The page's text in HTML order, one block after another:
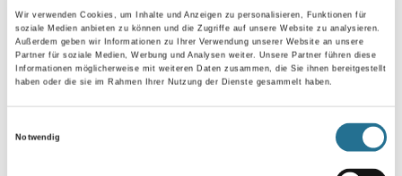
Wir verwenden Cookies, um Inhalte und Anzeigen zu personalisieren, Funktionen für
soziale Medien anbieten zu können und die Zugriffe auf unsere Website zu analysieren.
Außerdem geben wir Informationen zu Ihrer Verwendung unserer Website an unsere
Partner für soziale Medien, Werbung und Analysen weiter. Unsere Partner führen diese
Informationen möglicherweise mit weiteren Daten zusammen, die Sie ihnen bereitgestellt
haben oder die sie im Rahmen Ihrer Nutzung der Dienste gesammelt haben.
Notwendig
Umrechnungsfaktoren
Zur Farbauswahl für Ihren Wunschfarbton